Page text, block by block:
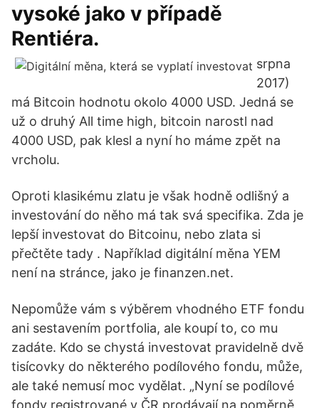
vysoké jako v případě
Rentiéra.
srpna
2017)
má Bitcoin hodnotu okolo 4000 USD. Jedná se
už o druhý All time high, bitcoin narostl nad
4000 USD, pak klesl a nyní ho máme zpět na
vrcholu.
Oproti klasikému zlatu je však hodně odlišný a
investování do něho má tak svá specifika. Zda je
lepší investovat do Bitcoinu, nebo zlata si
přečtěte tady . Například digitální měna YEM
není na stránce, jako je finanzen.net.
Nepomůže vám s výběrem vhodného ETF fondu
ani sestavením portfolia, ale koupí to, co mu
zadáte. Kdo se chystá investovat pravidelně dvě
tisícovky do některého podílového fondu, může,
ale také nemusí moc vydělat. „Nyní se podílové
fondy registrované v ČR prodávají na poměrně